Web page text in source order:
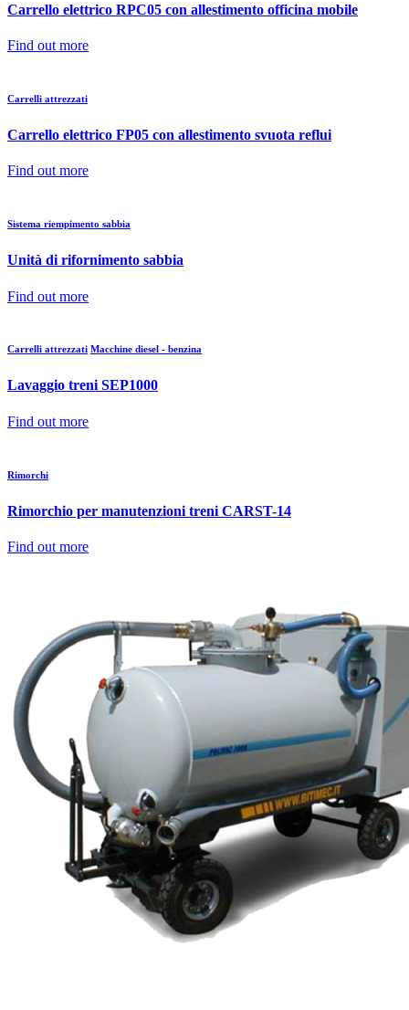
Carrello elettrico RPC05 con allestimento officina mobile
Find out more
Carrelli attrezzati
Carrello elettrico FP05 con allestimento svuota reflui
Find out more
Sistema riempimento sabbia
Unità di rifornimento sabbia
Find out more
Carrelli attrezzati Macchine diesel - benzina
Lavaggio treni SEP1000
Find out more
Rimorchi
Rimorchio per manutenzioni treni CARST-14
Find out more